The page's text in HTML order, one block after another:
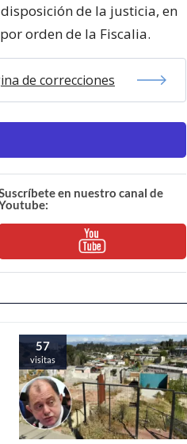
de la justicia, en
orden de la Fiscalia.
de correcciones
en nuestro canal de
57
visitas